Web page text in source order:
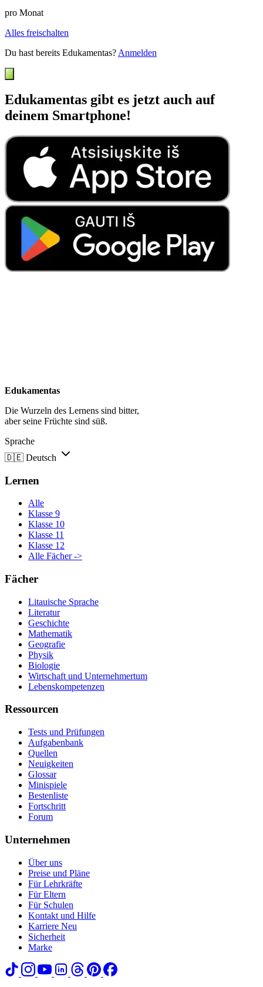
pro Monat
Alles freischalten
Du hast bereits Edukamentas? Anmelden
Edukamentas gibt es jetzt auch auf
deinem Smartphone!
Edukamentas
Die Wurzeln des Lernens sind bitter,
aber seine Früchte sind süß.
Sprache
🇩🇪 Deutsch
Lernen
Alle
Klasse 9
Klasse 10
Klasse 11
Klasse 12
Alle Fächer ->
Fächer
Litauische Sprache
Literatur
Geschichte
Mathematik
Geografie
Physik
Biologie
Wirtschaft und Unternehmertum
Lebenskompetenzen
Ressourcen
Tests und Prüfungen
Aufgabenbank
Quellen
Neuigkeiten
Glossar
Minispiele
Bestenliste
Fortschritt
Forum
Unternehmen
Über uns
Preise und Pläne
Für Lehrkräfte
Für Eltern
Für Schulen
Kontakt und Hilfe
Karriere Neu
Sicherheit
Marke